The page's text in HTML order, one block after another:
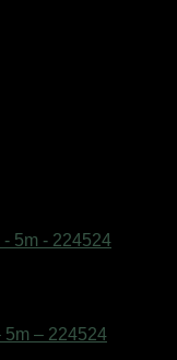
5m – 224524